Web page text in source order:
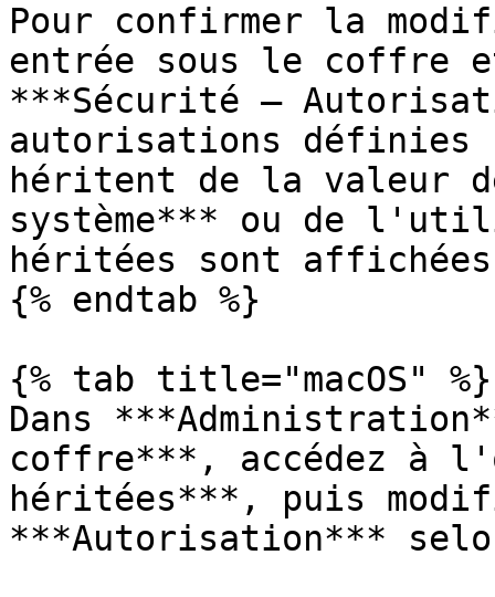
Pour confirmer la
entrée sous le coffre
***Sécurité –
autorisations définies
héritent de la valeur
système*** ou de
héritées sont
{% endtab %}
{% tab title="macOS" %}
Dans
coffre***, accédez à
héritées***, puis
***Autorisation***